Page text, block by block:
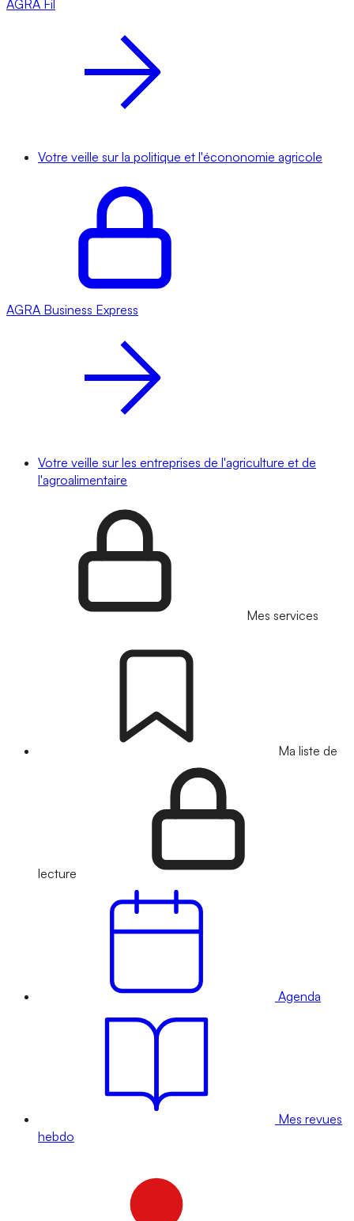
AGRA Fil
Votre veille sur la politique et l'écononomie agricole
AGRA Business Express
Votre veille sur les entreprises de l'agriculture et de
l'agroalimentaire
Mes services
Ma liste de
lecture
Agenda
Mes revues
hebdo